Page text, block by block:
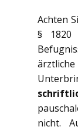
Achten
§ 1820
nicht.